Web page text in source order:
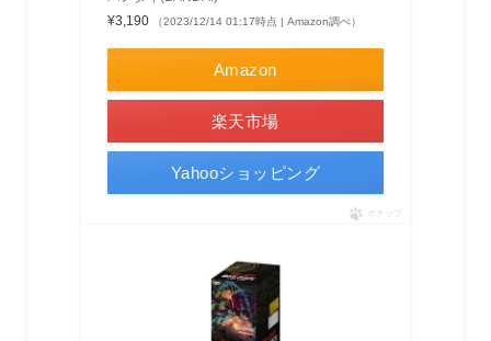
¥3,190
（2023/12/14 01:17時点 | Amazon調べ）
Amazon
楽天市場
Yahooショッピング
ポチップ